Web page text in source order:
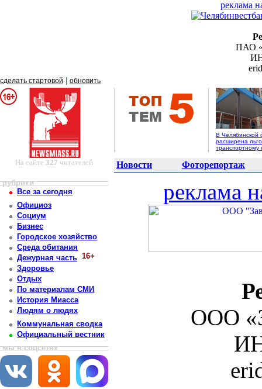
реклама
ПАО
сделать стартовой обновить
В Челябинской
расширена
транспортному
На сайте 327 читателей Новости Фоторепортаж
рубрики
Все за сегодня
Официоз
Социум
Бизнес
Городское хозяйство
Среда обитания
Дежурная часть 16+
Здоровье
Отдых
По материалам СМИ
История Миасса
Людям о людях
Коммунальная сводка
Официальный вестник
мы в соцсетях
реклама
ООО